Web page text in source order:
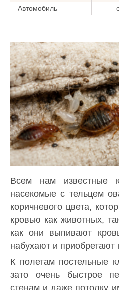
Автомобиль
Всем нам известные
насекомые с тельцем
коричневого цвета,
кровью как животных,
как они выпивают
набухают и приобретают
К полетам постельные
зато очень быстрое